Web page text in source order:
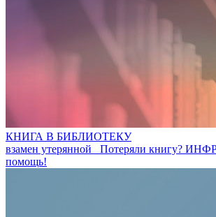
КНИГА В БИБЛИОТЕКУ
взамен утерянной
Потеряли книгу?
помощь!